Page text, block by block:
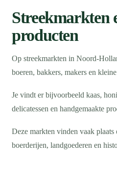
Streekmarkten
producten
Op streekmarkten in Noord-
boeren, bakkers, makers en
Je vindt er bijvoorbeeld kaas,
delicatessen en handgemaakte
Deze markten vinden vaak
boerderijen, landgoederen en